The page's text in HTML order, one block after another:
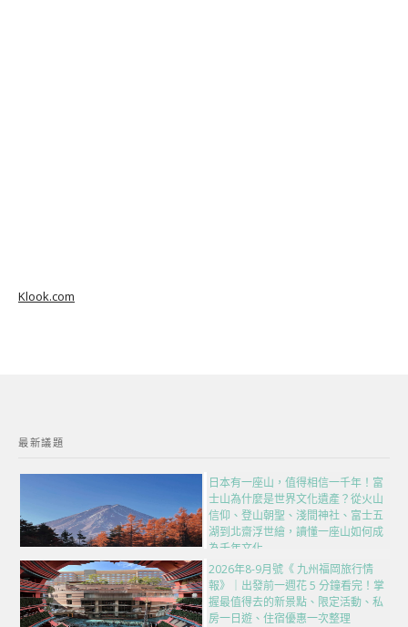
Klook.com
最新議題
日本有一座山，值得相信一千年！富
士山為什麼是世界文化遺產？從火山
信仰、登山朝聖、淺間神社、富士五
湖到北齋浮世繪，讀懂一座山如何成
為千年文化
2026年8-9月號《 九州福岡旅行情
報》｜出發前一週花 5 分鐘看完！掌
握最值得去的新景點、限定活動、私
房一日遊、住宿優惠一次整理